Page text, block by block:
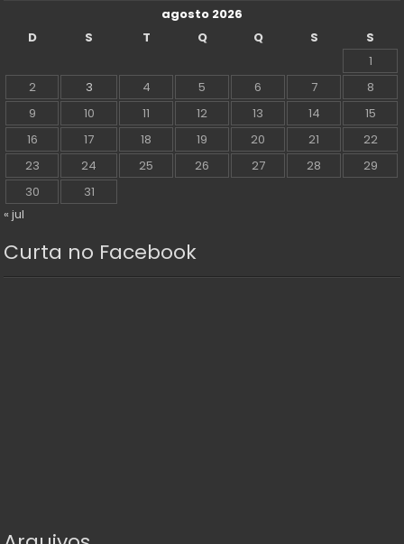
agosto 2026
D
S T Q Q S
S
1
2
3 4 5 6 7
8
9
10 11 12 13 14
15
16
17 18 19 20 21
22
23
24 25 26 27 28
29
30
31
« jul
Curta no Facebook